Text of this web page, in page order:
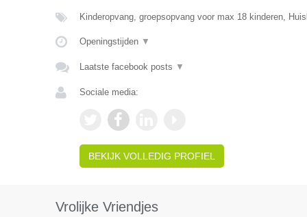
Kinderopvang, groepsopvang voor max 18 kinderen,
Openingstijden ▼
Laatste facebook posts ▼
Sociale media:
BEKIJK VOLLEDIG PROFIEL
Vrolijke Vriendjes